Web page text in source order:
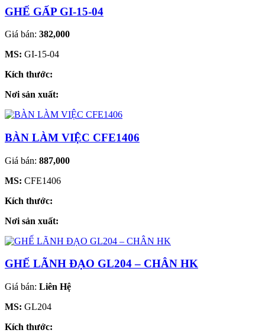
GHẾ GẤP GI-15-04
Giá bán: 382,000
MS: GI-15-04
Kích thước:
Nơi sản xuất:
BÀN LÀM VIỆC CFE1406
Giá bán: 887,000
MS: CFE1406
Kích thước:
Nơi sản xuất:
GHẾ LÃNH ĐẠO GL204 – CHÂN HK
Giá bán: Liên Hệ
MS: GL204
Kích thước: